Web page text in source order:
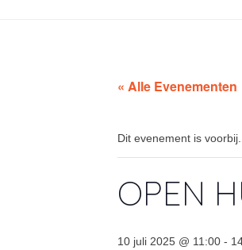
« Alle Evenementen
Dit evenement is voorbij.
OPEN
10 juli 2025 @ 11:00 -